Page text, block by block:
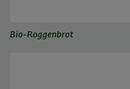
Bio-Roggenbrot